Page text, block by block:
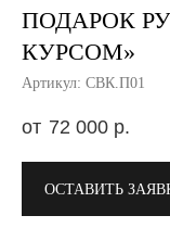
ПОДАРОК
КУРСОМ»
Артикул: СВК.П01
72 000 р.
ОСТАВИТЬ